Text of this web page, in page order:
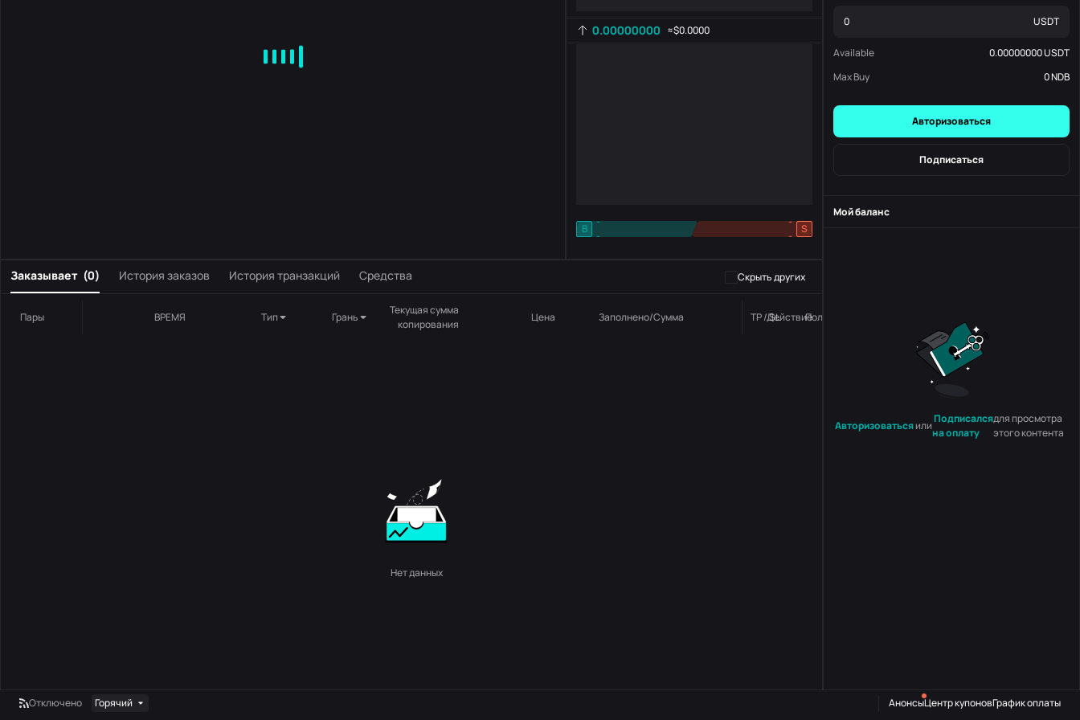
0.00000000 ≈$0.0000
B
-
-
S
-
-
Заказывает (0) История заказов История транзакций Средства Скрыть других
Пары ВРЕМЯ Тип Грань
Текущая сумма
копирования
Цена Заполнено/Сумма TP / SL Положение дел
Действие
Нет данных
USDT
Available 0.00000000USDT
Max Buy
0NDB
Авторизоваться
Подписаться
Мой баланс
Авторизоватьсяили
Подписался
на оплату
для просмотра
этого контента
Отключено Горячий АнонсыЦентр купоновГрафик оплаты